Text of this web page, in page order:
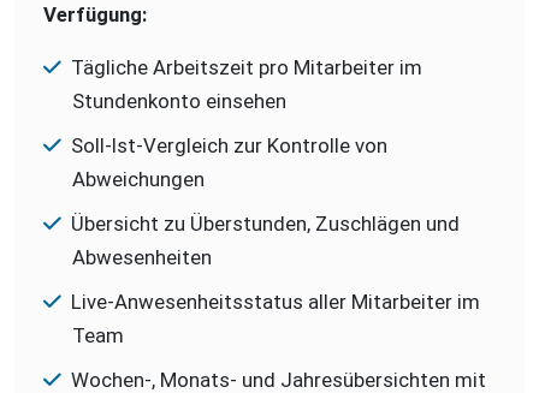
Verfügung:
Tägliche Arbeitszeit pro Mitarbeiter im
Stundenkonto einsehen
Soll-Ist-Vergleich zur Kontrolle von
Abweichungen
Übersicht zu Überstunden, Zuschlägen und
Abwesenheiten
Live-Anwesenheitsstatus aller Mitarbeiter im
Team
Wochen-, Monats- und Jahresübersichten mit